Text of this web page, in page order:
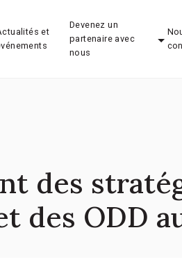
et
Devenez un
partenaire avec
nous
des
des ODD